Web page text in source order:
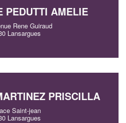
PEDUTTI AMELIE
Rene Guiraud
Lansargues
PRISCILLA
Saint-jean
Lansargues